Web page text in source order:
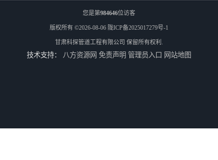
您是第984646位访客
版权所有 ©2026-08-06 陇ICP备2025017279号-1
甘肃科探管道工程有限公司 保留所有权利.
技术支持： 八方资源网 免责声明 管理员入口 网站地图